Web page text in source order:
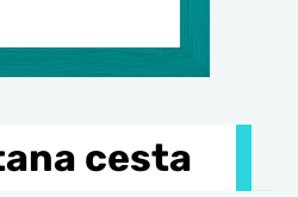
cesta